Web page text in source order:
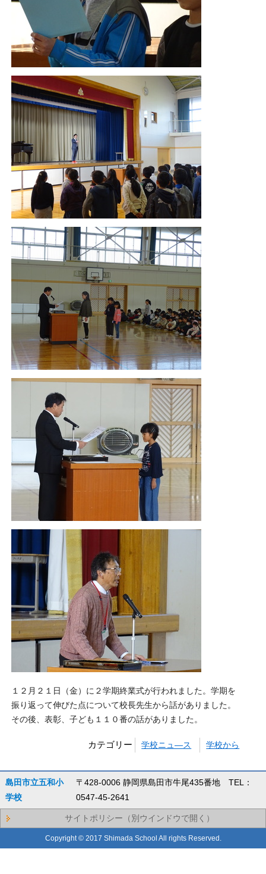
１２月２１日（金）に２学期終業式が行われました。学期を
振り返って伸びた点について校長先生から話がありました。
その後、表彰、子ども１１０番の話がありました。
カテゴリー 学校ニュ―ス 学校から
島田市立五和小
学校
〒428-0006 静岡県島田市牛尾435番地 TEL：
0547-45-2641
サイトポリシー（別ウインドウで開く）
Copyright © 2017 Shimada School All rights Reserved.